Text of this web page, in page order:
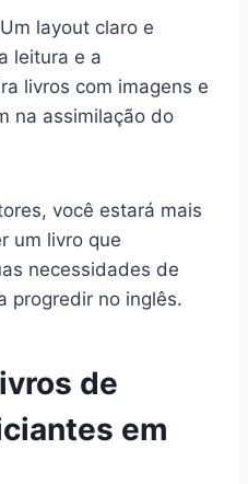
Um layout claro e
leitura e a
livros com imagens e
na assimilação do
você estará mais
um livro que
necessidades de
progredir no inglês.
de
em